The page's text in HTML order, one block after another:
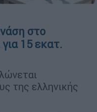
στο
15 εκατ.
της ελληνικής